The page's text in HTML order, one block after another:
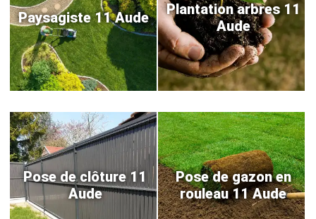
Paysagiste 11 Aude
Plantation arbres 11
Aude
Pose de clôture 11
Aude
Pose de gazon en
rouleau 11 Aude